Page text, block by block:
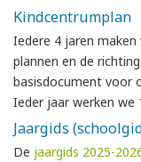
Kindcentrumplan
Iedere 4 jaren maken
plannen en de
basisdocument voor
Ieder jaar werken we
Jaargids
De jaargids 2025-